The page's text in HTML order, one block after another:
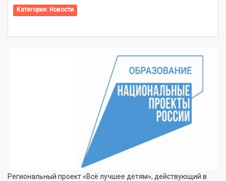
Категория: Новости
Региональный проект «Всё лучшее детям», действующий в